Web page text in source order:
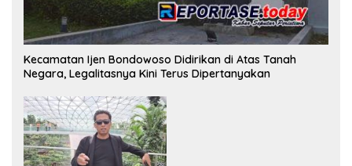
Kecamatan Ijen Bondowoso Didirikan di Atas Tanah
Negara, Legalitasnya Kini Terus Dipertanyakan